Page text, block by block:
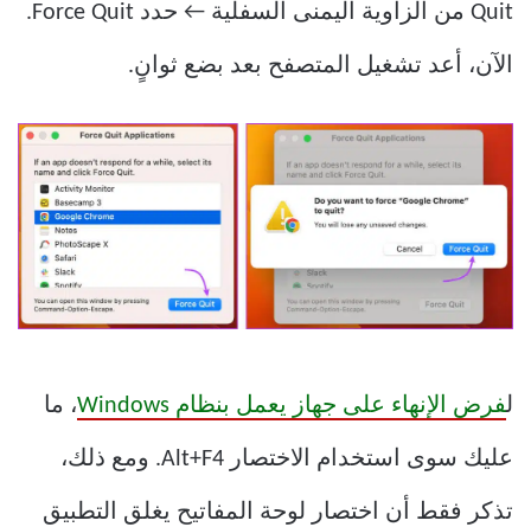
Quit من الزاوية اليمنى السفلية ← حدد Force Quit.
الآن، أعد تشغيل المتصفح بعد بضع ثوانٍ.
لفرض الإنهاء على جهاز يعمل بنظام Windows ، ما
عليك سوى استخدام الاختصار Alt+F4. ومع ذلك،
تذكر فقط أن اختصار لوحة المفاتيح يغلق التطبيق